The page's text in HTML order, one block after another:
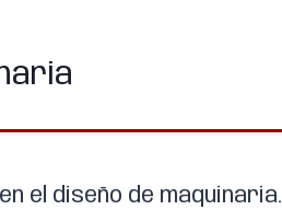
el diseño de maquinaria.